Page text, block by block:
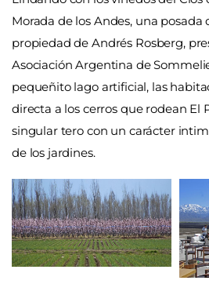
Morada de los Andes, una posada
propiedad de Andrés Rosberg,
Asociación Argentina de
pequeñito lago artificial, las
directa a los cerros que rodean El
singular tero con un carácter
de los jardines.